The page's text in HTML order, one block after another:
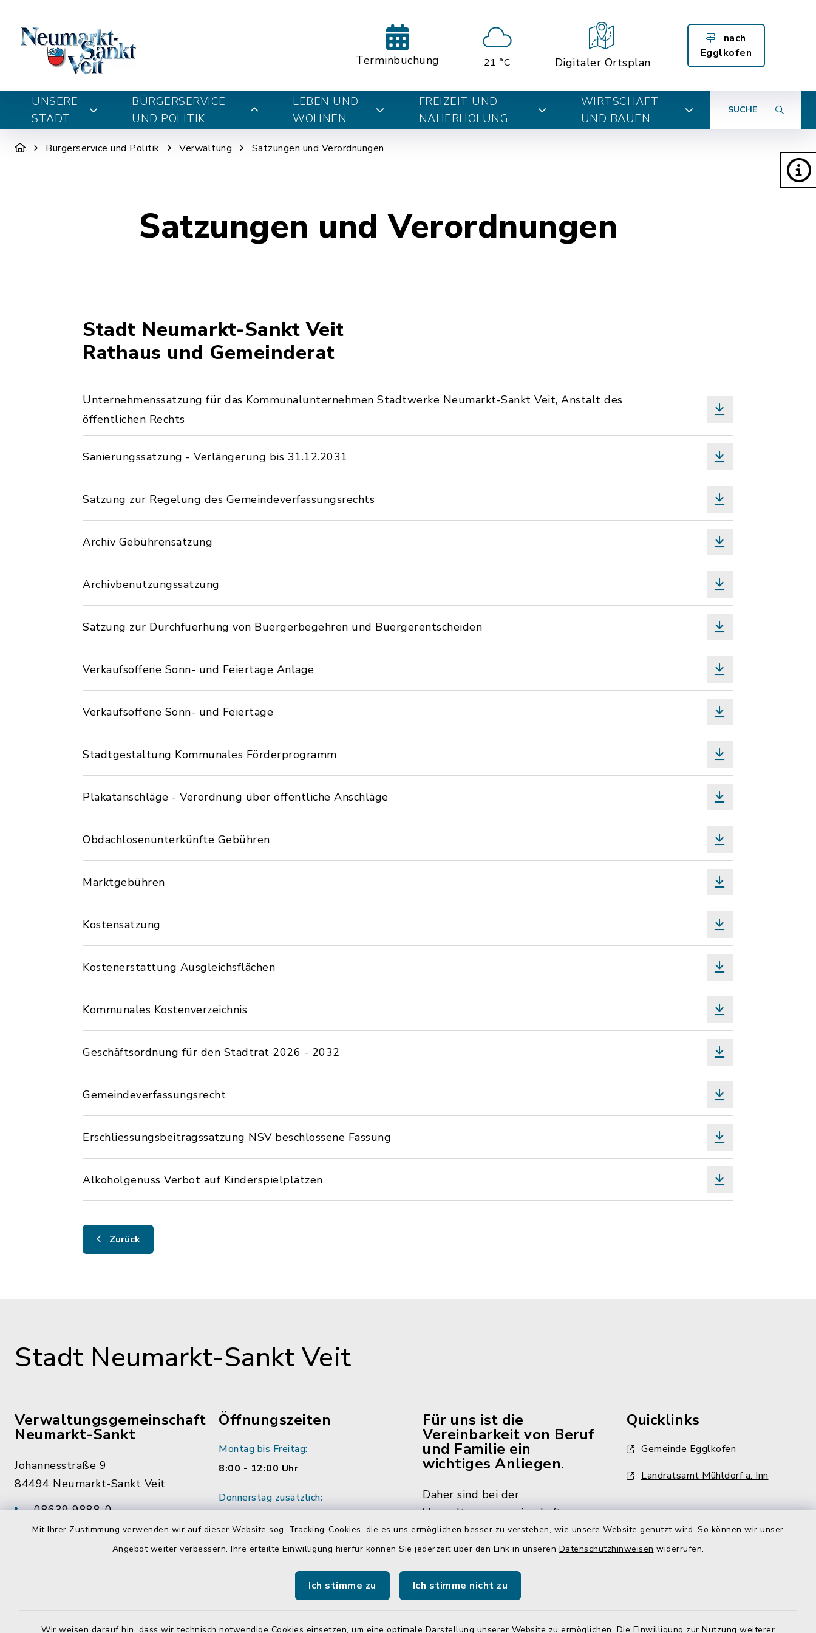
Mit Ihrer Zustimmung verwenden wir auf dieser Website sog. Tracking-Cookies, die es uns ermöglichen besser zu verstehen, wie unsere Website genutzt wird. So können wir unser
Angebot weiter verbessern. Ihre erteilte Einwilligung hierfür können Sie jederzeit über den Link in unseren Datenschutzhinweisen widerrufen.
Ich stimme zu Ich stimme nicht zu
Wir weisen darauf hin, dass wir technisch notwendige Cookies einsetzen, um eine optimale Darstellung unserer Website zu ermöglichen. Die Einwilligung zur Nutzung weiterer
Terminbuchung 21 °C Digitaler Ortsplan
nach
Egglkofen
UNSERE
STADT
BÜRGERSERVICE
UND POLITIK
LEBEN UND
WOHNEN
FREIZEIT UND
NAHERHOLUNG
WIRTSCHAFT
UND BAUEN
SUCHE
Bürgerservice und Politik Verwaltung Satzungen und Verordnungen
Satzungen und Verordnungen
Stadt Neumarkt-Sankt Veit
Rathaus und Gemeinderat
Unternehmenssatzung für das Kommunalunternehmen Stadtwerke Neumarkt-Sankt Veit, Anstalt des
öffentlichen Rechts
Sanierungssatzung - Verlängerung bis 31.12.2031
Satzung zur Regelung des Gemeindeverfassungsrechts
Archiv Gebührensatzung
Archivbenutzungssatzung
Satzung zur Durchfuerhung von Buergerbegehren und Buergerentscheiden
Verkaufsoffene Sonn- und Feiertage Anlage
Verkaufsoffene Sonn- und Feiertage
Stadtgestaltung Kommunales Förderprogramm
Plakatanschläge - Verordnung über öffentliche Anschläge
Obdachlosenunterkünfte Gebühren
Marktgebühren
Kostensatzung
Kostenerstattung Ausgleichsflächen
Kommunales Kostenverzeichnis
Geschäftsordnung für den Stadtrat 2026 - 2032
Gemeindeverfassungsrecht
Erschliessungsbeitragssatzung NSV beschlossene Fassung
Alkoholgenuss Verbot auf Kinderspielplätzen
Zurück
Stadt Neumarkt-Sankt Veit
Verwaltungsgemeinschaft
Neumarkt-Sankt
Johannesstraße 9
84494 Neumarkt-Sankt Veit
08639 9888-0
08639 9888-28
vg@neumarkt-sankt-veit.de
Öffnungszeiten
Montag bis Freitag:
8:00 - 12:00 Uhr
Donnerstag zusätzlich:
vorab Termine mit den
Mitarbeiter/innen.
Für uns ist die
Vereinbarkeit von Beruf
und Familie ein
wichtiges Anliegen.
Daher sind bei der
Verwaltungsgemeinschaft
Neumarkt-Sankt Veit mehr als
die Hälfte der Mitarbeiter und
Mitarbeiterinnen in Teilzeit
beschäftigt. Das bedingt aber,
dass Sie Sachbearbeiter
Quicklinks
Gemeinde Egglkofen
Landratsamt Mühldorf a. Inn